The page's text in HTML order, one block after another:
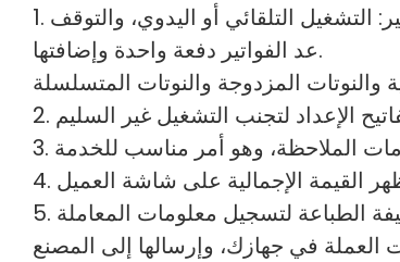
التشغيل التلقائي أو اليدوي، والتوقف
عد الفواتير دفعة واحدة وإضافتها.
والنوتات المزدوجة والنوتات المتسلسلة
العملة في جهازك، وإرسالها إلى المصنع